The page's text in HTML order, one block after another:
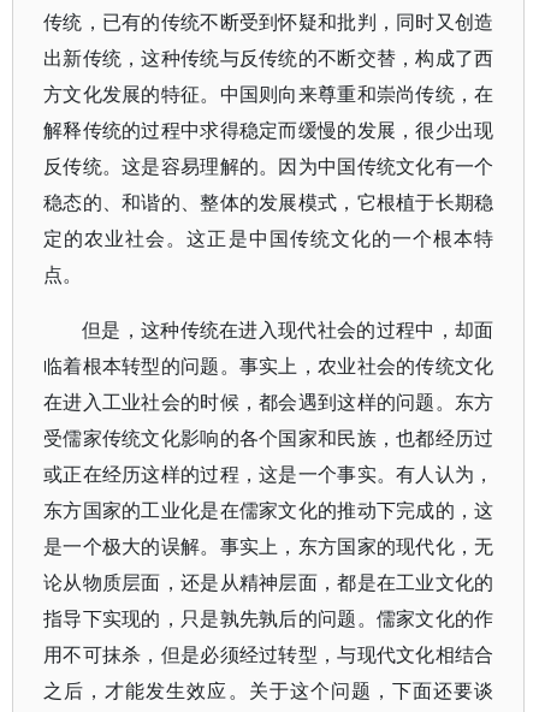
传统，已有的传统不断受到怀疑和批判，同时又创造
出新传统，这种传统与反传统的不断交替，构成了西
方文化发展的特征。中国则向来尊重和崇尚传统，在
解释传统的过程中求得稳定而缓慢的发展，很少出现
反传统。这是容易理解的。因为中国传统文化有一个
稳态的、和谐的、整体的发展模式，它根植于长期稳
定的农业社会。这正是中国传统文化的一个根本特
点。
但是，这种传统在进入现代社会的过程中，却面
临着根本转型的问题。事实上，农业社会的传统文化
在进入工业社会的时候，都会遇到这样的问题。东方
受儒家传统文化影响的各个国家和民族，也都经历过
或正在经历这样的过程，这是一个事实。有人认为，
东方国家的工业化是在儒家文化的推动下完成的，这
是一个极大的误解。事实上，东方国家的现代化，无
论从物质层面，还是从精神层面，都是在工业文化的
指导下实现的，只是孰先孰后的问题。儒家文化的作
用不可抹杀，但是必须经过转型，与现代文化相结合
之后，才能发生效应。关于这个问题，下面还要谈